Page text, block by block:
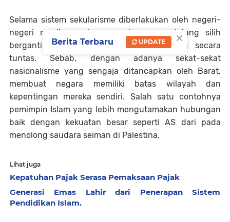
Selama sistem sekularisme diberlakukan oleh negeri-
negeri muslim, maka persoalan yang datang silih
berganti tidak akan pernah terselesaikan secara
tuntas. Sebab, dengan adanya sekat-sekat
nasionalisme yang sengaja ditancapkan oleh Barat,
membuat negara memiliki batas wilayah dan
kepentingan mereka sendiri. Salah satu contohnya
pemimpin Islam yang lebih mengutamakan hubungan
baik dengan kekuatan besar seperti AS dari pada
menolong saudara seiman di Palestina.
Lihat juga
Kepatuhan Pajak Serasa Pemaksaan Pajak
Generasi Emas Lahir dari Penerapan Sistem
Pendidikan Islam.
×
Berita Terbaru UPDATE